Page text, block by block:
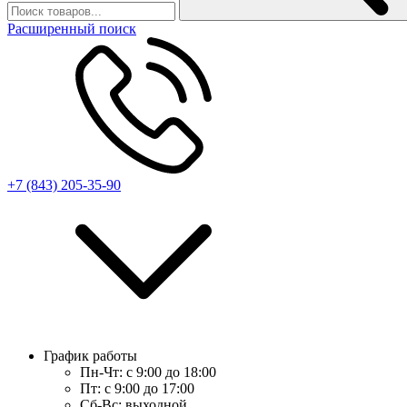
Расширенный поиск
+7 (843) 205-35-90
График работы
Пн-Чт: с 9:00 до 18:00
Пт: с 9:00 до 17:00